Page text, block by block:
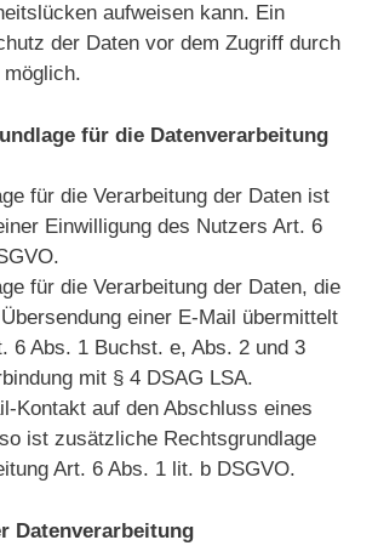
aufweisen kann. Ein
der Daten vor dem Zugriff durch
für die Datenverarbeitung
für die Verarbeitung der Daten ist
Einwilligung des Nutzers Art. 6
für die Verarbeitung der Daten, die
einer E-Mail übermittelt
6 Abs. 1 Buchst. e, Abs. 2 und 3
mit § 4 DSAG LSA.
Kontakt auf den Abschluss eines
ist zusätzliche Rechtsgrundlage
Art. 6 Abs. 1 lit. b DSGVO.
Datenverarbeitung